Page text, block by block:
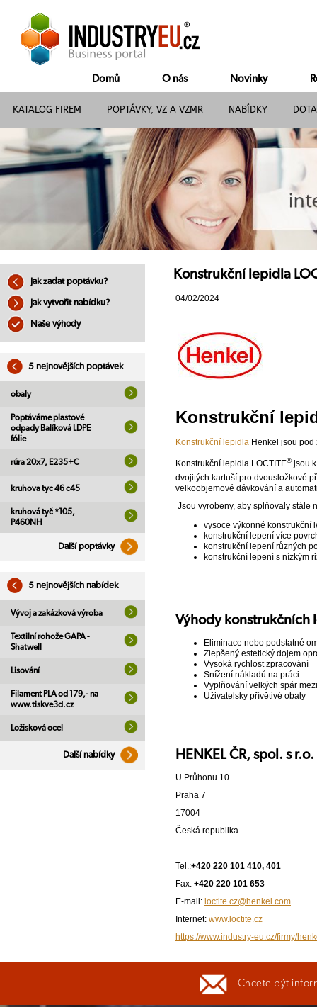
Domů O nás Novinky
KATALOG FIREM POPTÁVKY, VZ A VZMR NABÍDKY
Jak zadat poptávku?
Jak vytvořit nabídku?
Naše výhody
5 nejnovějších poptávek
obaly
Poptáváme plastové
odpady Balíková LDPE
fólie
rúra 20x7, E235+C
kruhova tyc 46 c45
kruhová tyč *105,
P460NH
Další poptávky
5 nejnovějších nabídek
Vývoj a zakázková výroba
Textilní rohože GAPA -
Shatwell
Lisování
Filament PLA od 179,- na
www.tiskve3d.cz
Ložisková ocel
Další nabídky
Konstrukční lepidla
04/02/2024
Konstrukční
Konstrukční lepidla Henkel jsou pod
Konstrukční lepidla LOCTITE®jsou k
dvojitých kartuší pro dvousložkové
velkoobjemové dávkování a
Jsou vyrobeny, aby splňovaly stále
vysoce výkonné konstrukční
konstrukční lepení více
konstrukční lepení různých
konstrukční lepení s nízkým
Výhody konstrukčních
Eliminace nebo podstatné
Zlepšený estetický dojem
Vysoká rychlost zpracování
Snížení nákladů na práci
Vyplňování velkých spár
Uživatelsky přívětivé obaly
HENKEL ČR, spol. s r.o.
U Průhonu 10
Praha 7
17004
Česká republika
Tel.:+420 220 101 410, 401
Fax: +420 220 101 653
E-mail: loctite.cz@henkel.com
Internet: www.loctite.cz
https://www.industry-eu.cz/firmy/
Chcete být